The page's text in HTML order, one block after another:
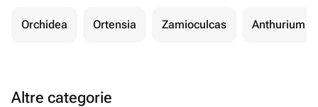
Orchidea Ortensia Zamioculcas Anthurium
Altre categorie